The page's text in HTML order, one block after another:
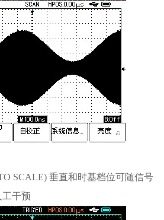
SCALE) 垂直和时基档位可随信号
干预